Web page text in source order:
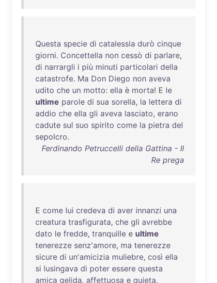
Questa specie di catalessia durò cinque
giorni. Concettella non cessò di parlare,
di narrargli i più minuti particolari della
catastrofe. Ma Don Diego non aveva
udito che un motto: ella è morta! E le
ultime parole di sua sorella, la lettera di
addio che ella gli aveva lasciato, erano
cadute sul suo spirito come la pietra del
sepolcro.
Ferdinando Petruccelli della Gattina - Il
Re prega
E come lui credeva di aver innanzi una
creatura trasfigurata, che gli avrebbe
dato le fredde, tranquille e ultime
tenerezze senz'amore, ma tenerezze
sicure di un'amicizia muliebre, così ella
si lusingava di poter essere questa
amica gelida, affettuosa e quieta.